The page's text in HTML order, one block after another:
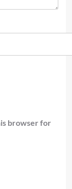
browser for